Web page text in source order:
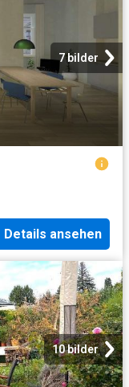
7 bilder
Details ansehen
10 bilder